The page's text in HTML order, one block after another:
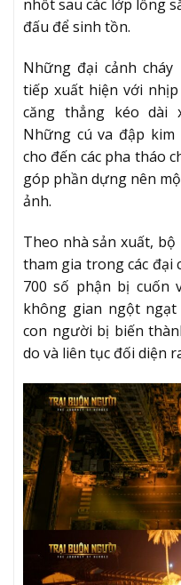
nhốt sau các lớp lồng
đấu để sinh tồn.
Những đại cảnh
tiếp xuất hiện với
căng thẳng kéo dài
Những cú va đập
cho đến các pha tháo
góp phần dựng nên
ảnh.
Theo nhà sản xuất,
tham gia trong các đại
700 số phận bị cuốn
không gian ngột
con người bị biến
do và liên tục đối diện